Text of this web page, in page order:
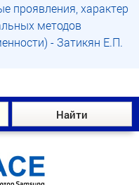
проявления, характер
методов
- Затикян Е.П.